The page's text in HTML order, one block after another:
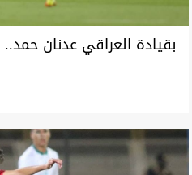
بقيادة العراقي عدنان